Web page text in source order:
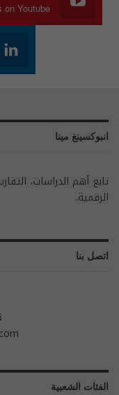
انبوكسينغ مينا
تابع أهم الدراسات،
الرقمية.
اتصل بنا
الفئات الشعبية